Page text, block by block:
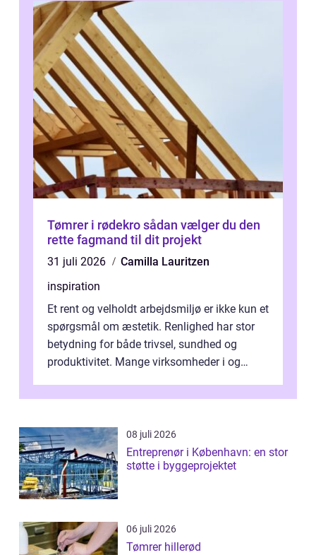
Tømrer i rødekro sådan vælger du den
rette fagmand til dit projekt
31 juli 2026
Camilla Lauritzen
inspiration
Et rent og velholdt arbejdsmiljø er ikke kun et
spørgsmål om æstetik. Renlighed har stor
betydning for både trivsel, sundhed og
produktivitet. Mange virksomheder i og
08 juli 2026
Entreprenør i København: en stor
støtte i byggeprojektet
06 juli 2026
Tømrer hillerød